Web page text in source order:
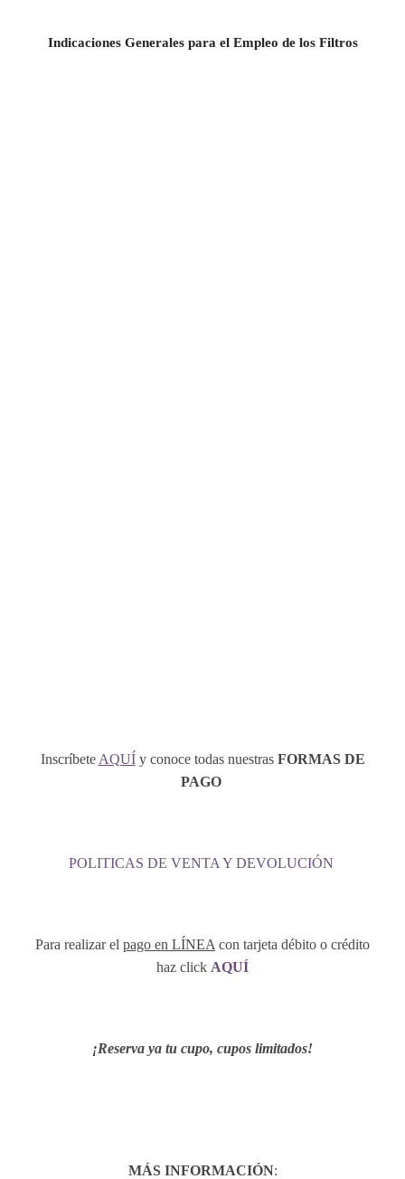
Indicaciones Generales para el Empleo de los Filtros
Inscríbete AQUÍ y conoce todas nuestras FORMAS DE
PAGO
POLITICAS DE VENTA Y DEVOLUCIÓN
Para realizar el pago en LÍNEA con tarjeta débito o crédito
haz click AQUÍ
¡Reserva ya tu cupo, cupos limitados!
MÁS INFORMACIÓN: